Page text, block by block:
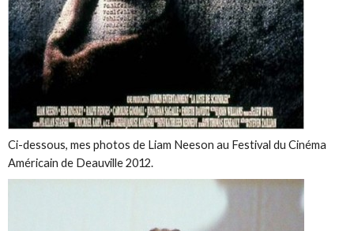
Ci-dessous, mes photos de Liam Neeson au Festival du Cinéma
Américain de Deauville 2012.